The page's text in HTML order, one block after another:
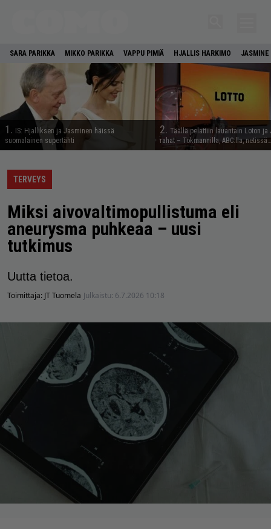
SARA PARIKKA MIKKO PARIKKA VAPPU PIMIÄ HJALLIS HARKIMO JASMINE
1.
IS: Hjalliksen ja Jasminen häissä
suomalainen supertähti
2. Täällä pelattiin lauantain Loton ja
rahat – Tokmannilla, ABC:lla, netissä…
TERVEYS
Miksi aivovaltimopullistuma eli
aneurysma puhkeaa – uusi
tutkimus
Uutta tietoa.
Toimittaja: JT Tuomela Julkaistu: 6.7.2026 10:18